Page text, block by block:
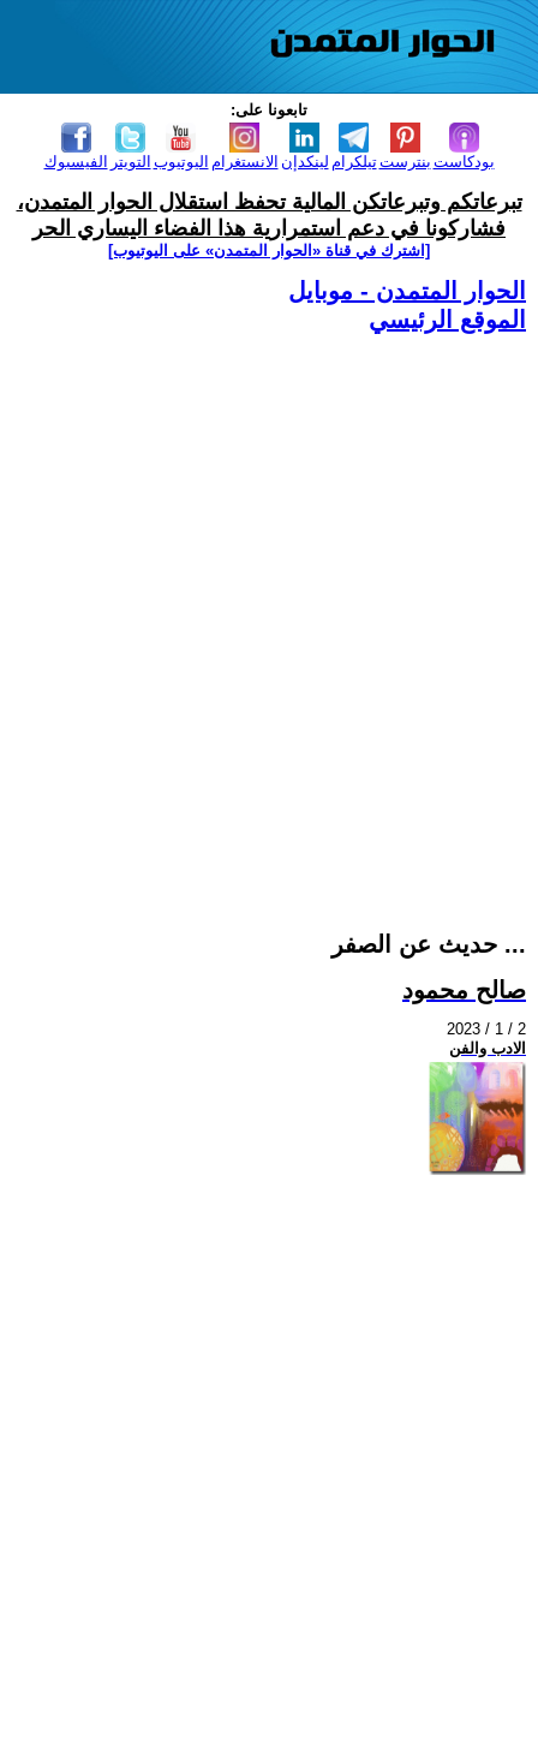
تابعونا على:
الفيسبوك التويتر اليوتيوب الانستغرام لينكدإن تيلكرامبنترست بودكاست
تبرعاتكم وتبرعاتكن المالية تحفظ استقلال الحوار المتمدن،
فشاركونا في دعم استمرارية هذا الفضاء اليساري الحر
[اشترك في قناة ‫«الحوار المتمدن» على اليوتيوب]
الحوار المتمدن - موبايل
الموقع الرئيسي
حديث عن الصفر ...
صالح محمود
2023 / 1 / 2
الادب والفن